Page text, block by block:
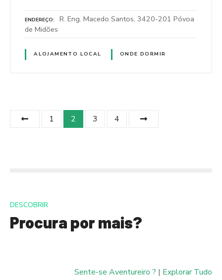
ENDEREÇO
R. Eng. Macedo Santos, 3420-201 Póvoa
de Midões
ALOJAMENTO LOCAL ONDE DORMIR
s
d
1 2 3 4
DESCOBRIR
Procura por mais?
Sente-se Aventureiro ? | Explorar Tudo